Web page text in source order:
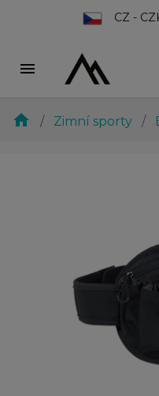
CZ -
menu
home Zimní sporty